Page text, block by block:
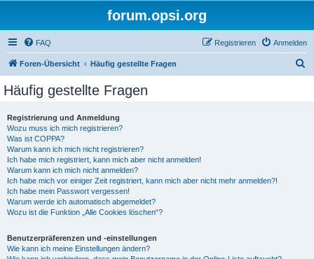
forum.opsi.org
FAQ Anmelden
Registrieren
Foren-Übersicht Häufig gestellte Fragen
Häufig gestellte Fragen
Registrierung und Anmeldung
Wozu muss ich mich registrieren?
Was ist COPPA?
Warum kann ich mich nicht registrieren?
Ich habe mich registriert, kann mich aber nicht anmelden!
Warum kann ich mich nicht anmelden?
Ich habe mich vor einiger Zeit registriert, kann mich aber nicht mehr anmelden?!
Ich habe mein Passwort vergessen!
Warum werde ich automatisch abgemeldet?
Wozu ist die Funktion „Alle Cookies löschen“?
Benutzerpräferenzen und -einstellungen
Wie kann ich meine Einstellungen ändern?